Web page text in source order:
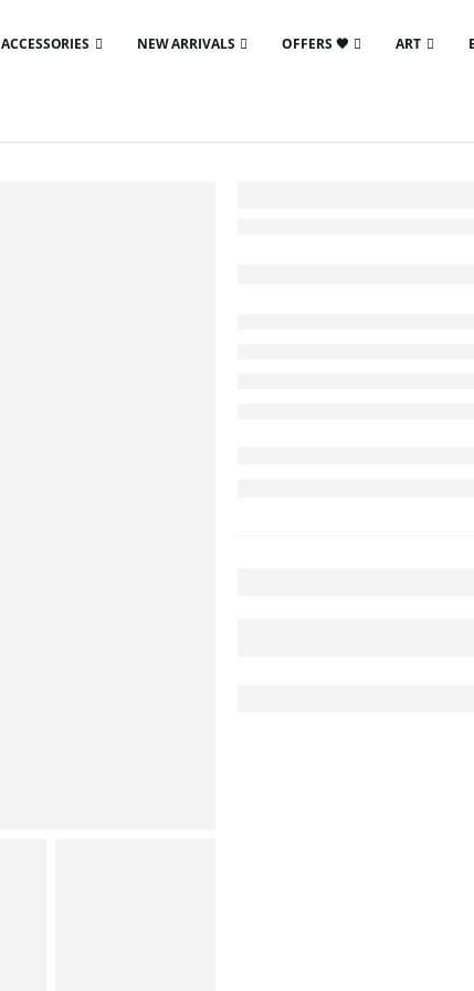
ACCESSORIES NEW ARRIVALS OFFERS 🖤 ART